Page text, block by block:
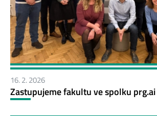
16. 2. 2026
Zastupujeme fakultu ve spolku prg.ai